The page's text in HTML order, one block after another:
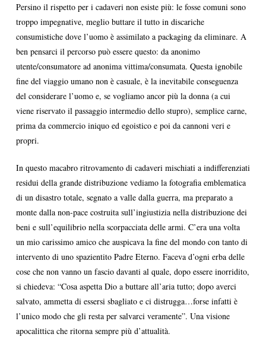
Persino il rispetto per i cadaveri non esiste più: le fosse comuni sono
troppo impegnative, meglio buttare il tutto in discariche
consumistiche dove l’uomo è assimilato a packaging da eliminare. A
ben pensarci il percorso può essere questo: da anonimo
utente/consumatore ad anonima vittima/consumata. Questa ignobile
fine del viaggio umano non è casuale, è la inevitabile conseguenza
del considerare l’uomo e, se vogliamo ancor più la donna (a cui
viene riservato il passaggio intermedio dello stupro), semplice carne,
prima da commercio iniquo ed egoistico e poi da cannoni veri e
propri.
In questo macabro ritrovamento di cadaveri mischiati a indifferenziati
residui della grande distribuzione vediamo la fotografia emblematica
di un disastro totale, segnato a valle dalla guerra, ma preparato a
monte dalla non-pace costruita sull’ingiustizia nella distribuzione dei
beni e sull’equilibrio nella scorpacciata delle armi. C’era una volta
un mio carissimo amico che auspicava la fine del mondo con tanto di
intervento di uno spazientito Padre Eterno. Faceva d’ogni erba delle
cose che non vanno un fascio davanti al quale, dopo essere inorridito,
si chiedeva: “Cosa aspetta Dio a buttare all’aria tutto; dopo averci
salvato, ammetta di essersi sbagliato e ci distrugga…forse infatti è
l’unico modo che gli resta per salvarci veramente”. Una visione
apocalittica che ritorna sempre più d’attualità.